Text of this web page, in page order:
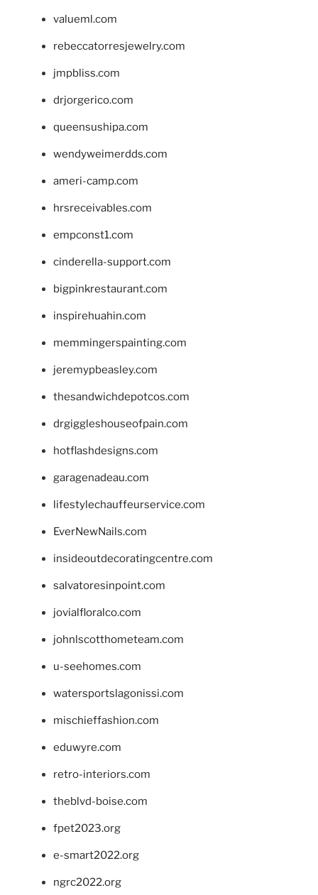
valueml.com
rebeccatorresjewelry.com
jmpbliss.com
drjorgerico.com
queensushipa.com
wendyweimerdds.com
ameri-camp.com
hrsreceivables.com
empconst1.com
cinderella-support.com
bigpinkrestaurant.com
inspirehuahin.com
memmingerspainting.com
jeremypbeasley.com
thesandwichdepotcos.com
drgiggleshouseofpain.com
hotflashdesigns.com
garagenadeau.com
lifestylechauffeurservice.com
EverNewNails.com
insideoutdecoratingcentre.com
salvatoresinpoint.com
jovialfloralco.com
johnlscotthometeam.com
u-seehomes.com
watersportslagonissi.com
mischieffashion.com
eduwyre.com
retro-interiors.com
theblvd-boise.com
fpet2023.org
e-smart2022.org
ngrc2022.org